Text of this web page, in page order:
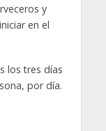
y
en el
los tres días
por día.